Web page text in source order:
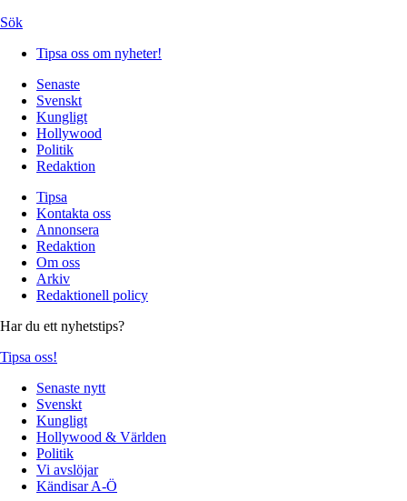
Sök
Tipsa oss om nyheter!
Senaste
Svenskt
Kungligt
Hollywood
Politik
Redaktion
Tipsa
Kontakta oss
Annonsera
Redaktion
Om oss
Arkiv
Redaktionell policy
Har du ett nyhetstips?
Tipsa oss!
Senaste nytt
Svenskt
Kungligt
Hollywood & Världen
Politik
Vi avslöjar
Kändisar A-Ö